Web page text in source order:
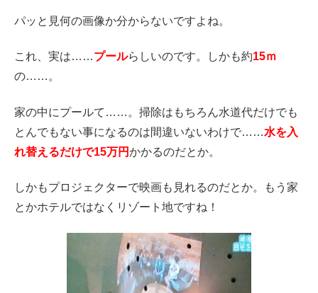
パッと見何の画像か分からないですよね。
これ、実は……プールらしいのです。しかも約15ｍ
の……。
家の中にプールて……。掃除はもちろん水道代だけでも
とんでもない事になるのは間違いないわけで……水を入
れ替えるだけで15万円かかるのだとか。
しかもプロジェクターで映画も見れるのだとか。もう家
とかホテルではなくリゾート地ですね！